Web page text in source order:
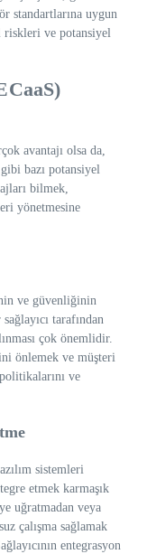
standartlarına uygun
riskleri ve potansiyel
avantajı olsa da,
bazı potansiyel
bilmek,
yönetmesine
ve güvenliğinin
tarafından
çok önemlidir.
önlemek ve müşteri
ve
sistemleri
etmek karmaşık
uğratmadan veya
çalışma sağlamak
entegrasyon